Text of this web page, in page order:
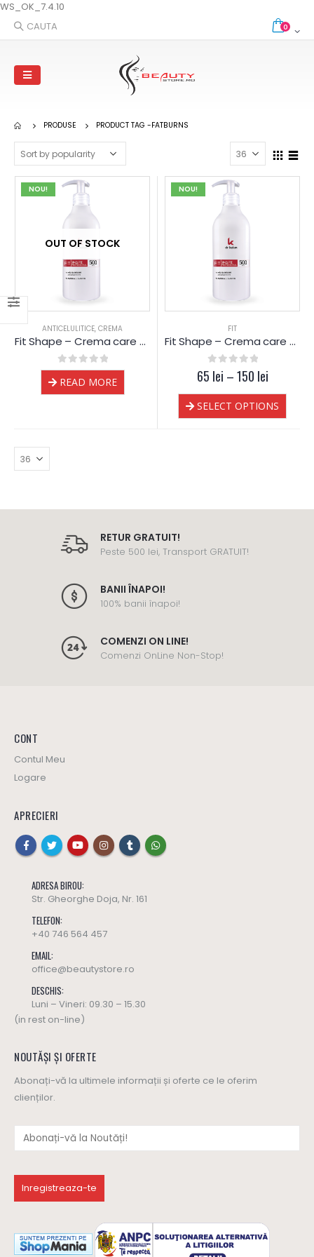
WS_OK_7.4.10
CAUTA
0
PRODUSE PRODUCT TAG -FATBURNS
NOU!
OUT OF STOCK
ANTICELULITICE, CREMA
Fit Shape – Crema care stimuleaza Arderea Grasimii – Dr.Kelen
0out of 5
READ MORE
NOU!
FIT
Fit Shape – Crema care stimuleaza Arderea Grasimii – Dr.Kelen
0 out of 5
65 lei –150 lei
SELECT OPTIONS
0out of 5
137lei 0 out of 5
137lei
RETUR GRATUIT!
Peste 500 lei, Transport GRATUIT!
BANII ÎNAPOI!
100% banii înapoi!
COMENZI ON LINE!
Comenzi OnLine Non-Stop!
CONT
Contul Meu
Logare
APRECIERI
ADRESA BIROU:
Str. Gheorghe Doja, Nr. 161
TELEFON:
+40 746 564 457
EMAIL:
office@beautystore.ro
DESCHIS:
Luni – Vineri: 09.30 – 15.30
(in rest on-line)
NOUTĂȘI ȘI OFERTE
Abonați-vă la ultimele informații și oferte ce le oferim
clienților.